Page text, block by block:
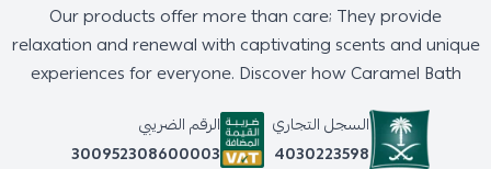
Our products offer more than care; They provide
relaxation and renewal with captivating scents and unique
experiences for everyone. Discover how Caramel Bath
السجل التجاري
4030223598
الرقم الضريبي
300952308600003